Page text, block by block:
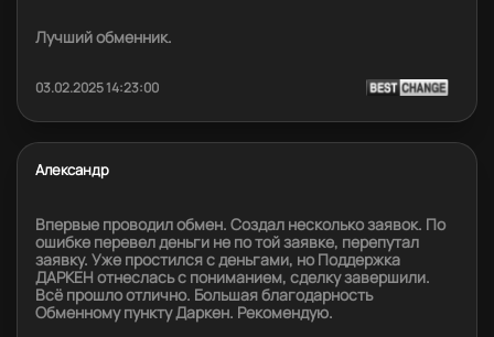
Лучший обменник.
03.02.2025 14:23:00
Александр
Впервые проводил обмен. Создал несколько заявок. По
ошибке перевел деньги не по той заявке, перепутал
заявку. Уже простился с деньгами, но Поддержка
ДАРКЕН отнеслась с пониманием, сделку завершили.
Всё прошло отлично. Большая благодарность
Обменному пункту Даркен. Рекомендую.